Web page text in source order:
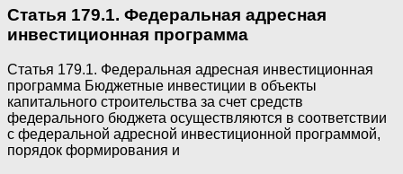
Статья 179.1. Федеральная адресная
инвестиционная программа
Статья 179.1. Федеральная адресная инвестиционная
программа Бюджетные инвестиции в объекты
капитального строительства за счет средств
федерального бюджета осуществляются в соответствии
с федеральной адресной инвестиционной программой,
порядок формирования и